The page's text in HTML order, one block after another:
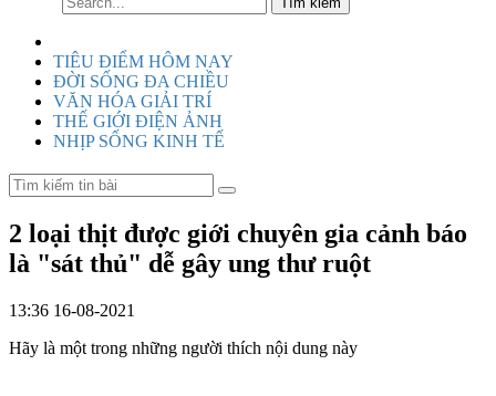
TIÊU ĐIỂM HÔM NAY
ĐỜI SỐNG ĐA CHIỀU
VĂN HÓA GIẢI TRÍ
THẾ GIỚI ĐIỆN ẢNH
NHỊP SỐNG KINH TẾ
2 loại thịt được giới chuyên gia cảnh báo
là "sát thủ" dễ gây ung thư ruột
13:36 16-08-2021
Hãy là một trong những người thích nội dung này